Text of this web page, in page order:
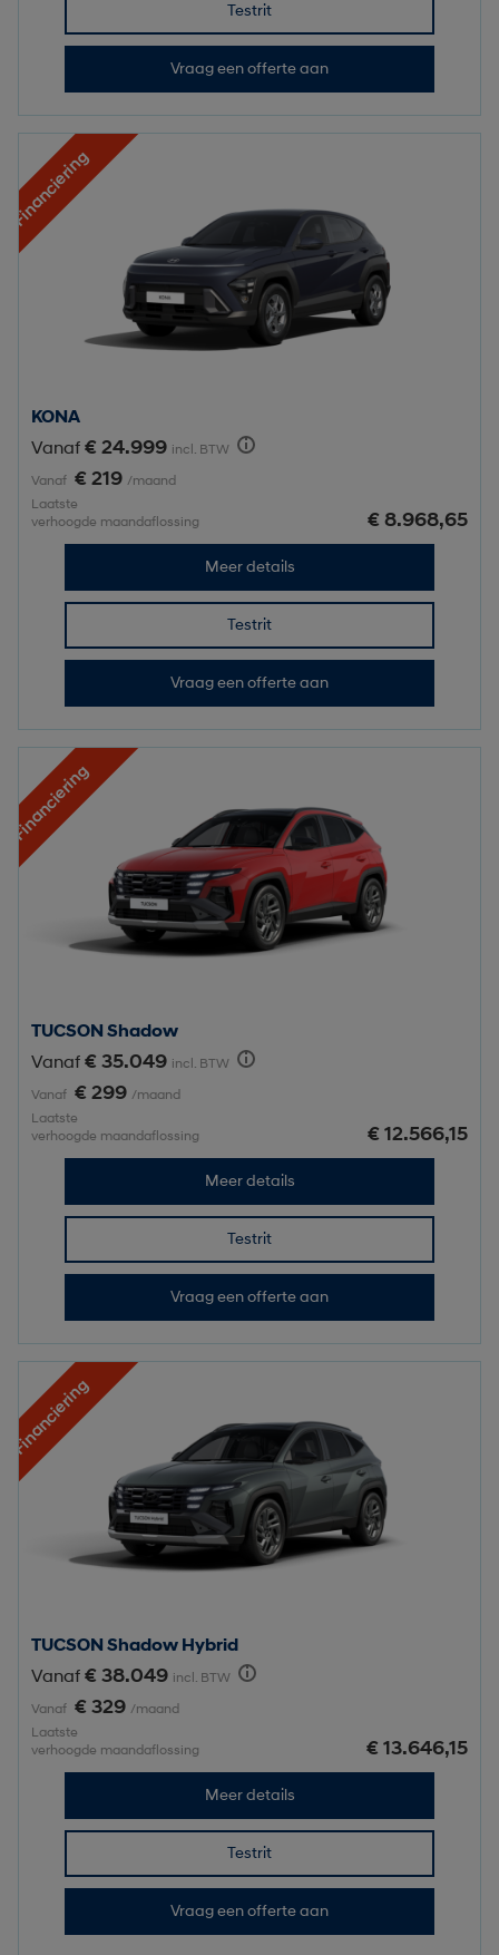
Testrit
Vraag een offerte aan
Financiering
KONA
Vanaf € 24.999 incl. BTW
Vanaf € 219 /maand
Laatste
verhoogde maandaflossing
€ 8.968,65
Meer details
Testrit
Vraag een offerte aan
Financiering
TUCSON Shadow
Vanaf € 35.049 incl. BTW
Vanaf € 299 /maand
Laatste
verhoogde maandaflossing
€ 12.566,15
Meer details
Testrit
Vraag een offerte aan
Financiering
TUCSON Shadow Hybrid
Vanaf € 38.049 incl. BTW
Vanaf € 329 /maand
Laatste
verhoogde maandaflossing
€ 13.646,15
Meer details
Testrit
Vraag een offerte aan